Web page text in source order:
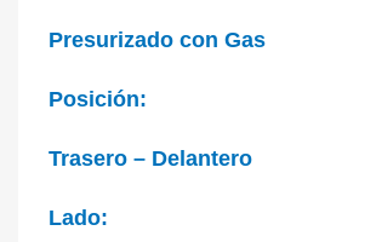
Presurizado con Gas
Posición:
Trasero – Delantero
Lado: